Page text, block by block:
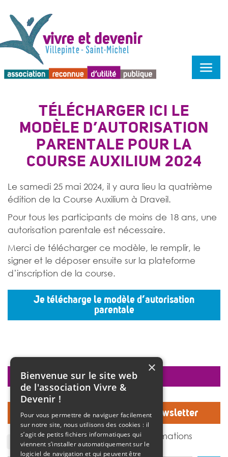
TÉLÉCHARGER ICI LE
MODÈLE D’AUTORISATION
PARENTALE POUR LA
COURSE AUXILIUM 2024
Le samedi 25 mai 2024, il y aura lieu la quatrième
édition de la Course Auxilium à Draveil.
Pour tous les participants de moins de 18 ans, une
autorisation parentale est nécessaire.
Merci de télécharger ce modèle, le remplir, le
signer et le déposer ensuite sur la plateforme
d’inscription de la course.
Je télécharge le modèle d’autorisation
parentale
Inscrivez-vous à notre Newsletter
J'accepte de recevoir des informations
de l'association Vivre et devenir.
faire un don
×
Bienvenue sur le site web
de l'association Vivre &
Devenir !
Pour vous permettre de naviguer facilement
sur notre site, nous utilisons des cookies : il
s’agit de petits fichiers informatiques qui
viennent s’installer automatiquement sur le
logiciel de navigation et qui peuvent être